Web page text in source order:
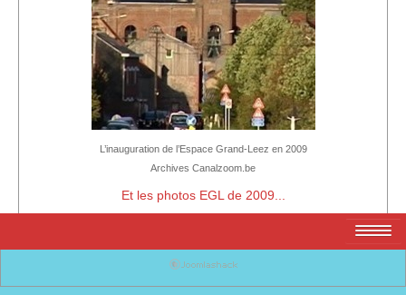
L’inauguration de l’Espace Grand-Leez en 2009
Archives Canalzoom.be
Et les photos EGL de 2009...
Facebook